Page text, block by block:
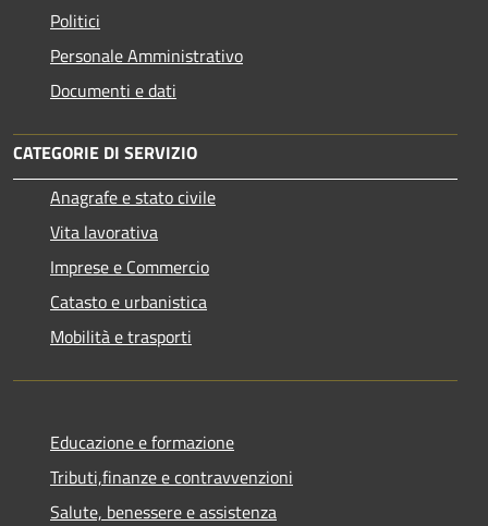
Politici
Personale Amministrativo
Documenti e dati
CATEGORIE DI SERVIZIO
Anagrafe e stato civile
Vita lavorativa
Imprese e Commercio
Catasto e urbanistica
Mobilità e trasporti
Educazione e formazione
Tributi,finanze e contravvenzioni
Salute, benessere e assistenza